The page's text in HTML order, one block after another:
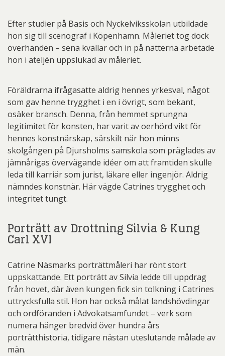
Efter studier på Basis och Nyckelviksskolan utbildade
hon sig till scenograf i Köpenhamn. Måleriet tog dock
överhanden – sena kvällar och in på nätterna arbetade
hon i ateljén uppslukad av måleriet.
Föräldrarna ifrågasatte aldrig hennes yrkesval, något
som gav henne trygghet i en i övrigt, som bekant,
osäker bransch. Denna, från hemmet sprungna
legitimitet för konsten, har varit av oerhörd vikt för
hennes konstnärskap, särskilt när hon minns
skolgången på Djursholms samskola som präglades av
jämnårigas övervägande idéer om att framtiden skulle
leda till karriär som jurist, läkare eller ingenjör. Aldrig
nämndes konstnär. Här vägde Catrines trygghet och
integritet tungt.
Porträtt av Drottning Silvia & Kung
Carl XVI
Catrine Näsmarks porträttmåleri har rönt stort
uppskattande. Ett porträtt av Silvia ledde till uppdrag
från hovet, där även kungen fick sin tolkning i Catrines
uttrycksfulla stil. Hon har också målat landshövdingar
och ordföranden i Advokatsamfundet – verk som
numera hänger bredvid över hundra års
porträtthistoria, tidigare nästan uteslutande målade av
män.